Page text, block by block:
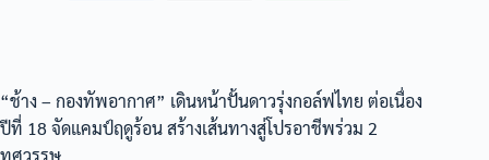
“ช้าง – กองทัพอากาศ” เดินหน้าปั้นดาวรุ่งกอล์ฟไทย ต่อเนื่อง
ปีที่ 18 จัดแคมป์ฤดูร้อน สร้างเส้นทางสู่โปรอาชีพร่วม 2
ทศวรรษ